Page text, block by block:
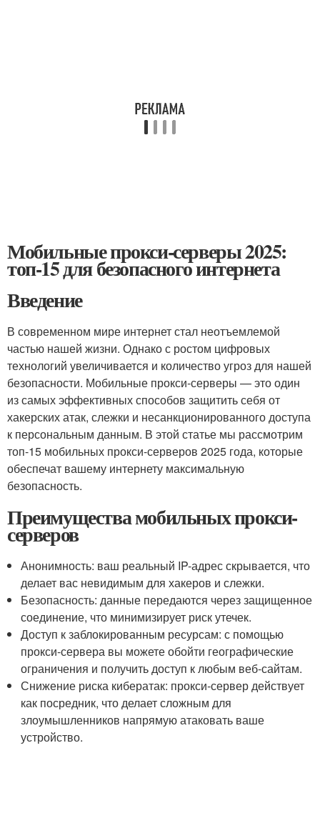
Мобильные прокси-серверы 2025:
топ-15 для безопасного интернета
Введение
В современном мире интернет стал неотъемлемой
частью нашей жизни. Однако с ростом цифровых
технологий увеличивается и количество угроз для нашей
безопасности. Мобильные прокси-серверы — это один
из самых эффективных способов защитить себя от
хакерских атак, слежки и несанкционированного доступа
к персональным данным. В этой статье мы рассмотрим
топ-15 мобильных прокси-серверов 2025 года, которые
обеспечат вашему интернету максимальную
безопасность.
Преимущества мобильных прокси-
серверов
Анонимность: ваш реальный IP-адрес скрывается, что
делает вас невидимым для хакеров и слежки.
Безопасность: данные передаются через защищенное
соединение, что минимизирует риск утечек.
Доступ к заблокированным ресурсам: с помощью
прокси-сервера вы можете обойти географические
ограничения и получить доступ к любым веб-сайтам.
Снижение риска кибератак: прокси-сервер действует
как посредник, что делает сложным для
злоумышленников напрямую атаковать ваше
устройство.